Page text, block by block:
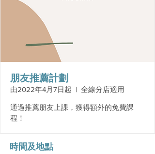
朋友推薦計劃
由2022年4月7日起
  |
全線分店適用
通過推薦朋友上課，獲得額外的免費課
程！
時間及地點